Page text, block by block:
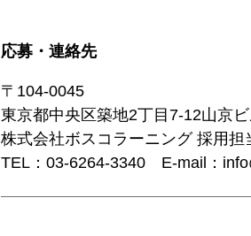
応募・連絡先
〒104-0045
東京都中央区築地2丁目7-12山京
株式会社ボスコラーニング 採用
TEL：03-6264-3340 E-mail：